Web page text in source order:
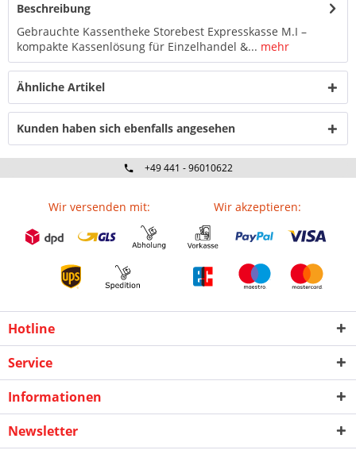
Beschreibung
Gebrauchte Kassentheke Storebest Expresskasse M.I –
kompakte Kassenlösung für Einzelhandel &... mehr
Ähnliche Artikel
Kunden haben sich ebenfalls angesehen
+49 441 - 96010622
Wir versenden mit: Wir akzeptieren:
Hotline
Service
Informationen
Newsletter